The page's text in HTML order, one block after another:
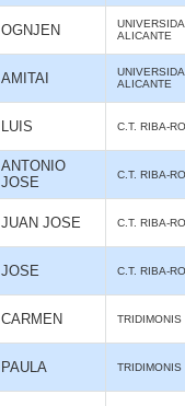
OGNJEN
ALICANTE
AMITAI
ALICANTE
LUIS C.T. RIBA-
ANTONIO
JOSE
C.T. RIBA-
JUAN JOSE C.T. RIBA-
JOSE C.T. RIBA-
CARMEN TRIDIMONIS
PAULA TRIDIMONIS